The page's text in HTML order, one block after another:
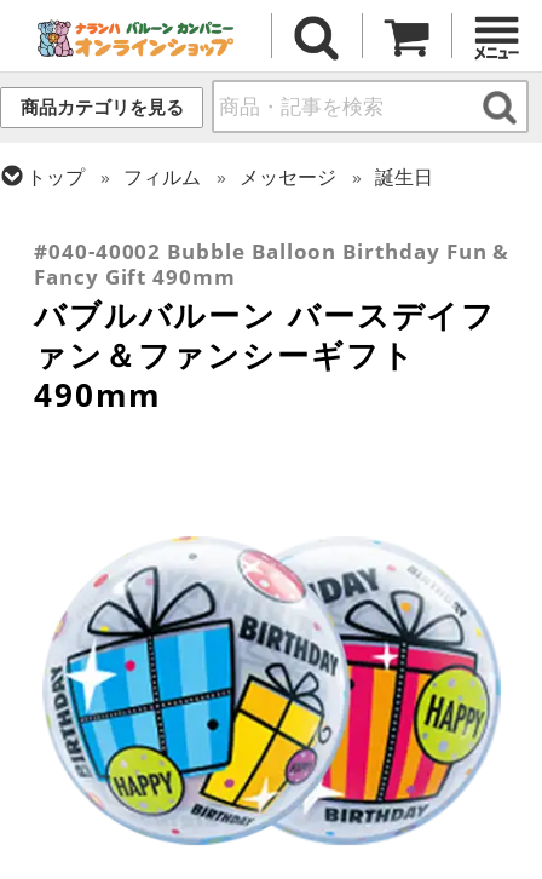
商品カテゴリを見る
トップ フィルム メッセージ
誕生日
#040-40002 Bubble Balloon Birthday Fun &
Fancy Gift 490mm
バブルバルーン バースデイフ
ァン＆ファンシーギフト
490mm